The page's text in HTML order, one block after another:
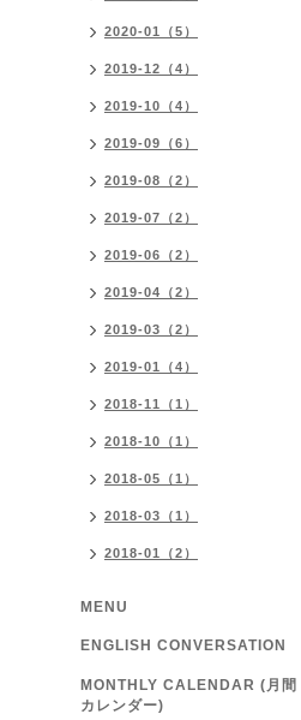
2020-01（5）
2019-12（4）
2019-10（4）
2019-09（6）
2019-08（2）
2019-07（2）
2019-06（2）
2019-04（2）
2019-03（2）
2019-01（4）
2018-11（1）
2018-10（1）
2018-05（1）
2018-03（1）
2018-01（2）
MENU
ENGLISH CONVERSATION
MONTHLY CALENDAR (月間
カレンダー)